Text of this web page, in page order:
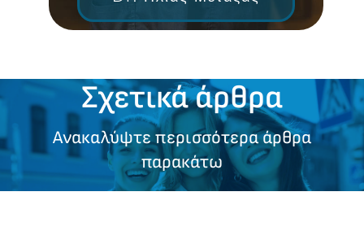
Σχετικά άρθρα
Ανακαλύψτε περισσότερα άρθρα
παρακάτω